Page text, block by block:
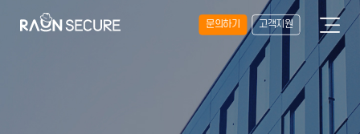
문의하기 고객지원